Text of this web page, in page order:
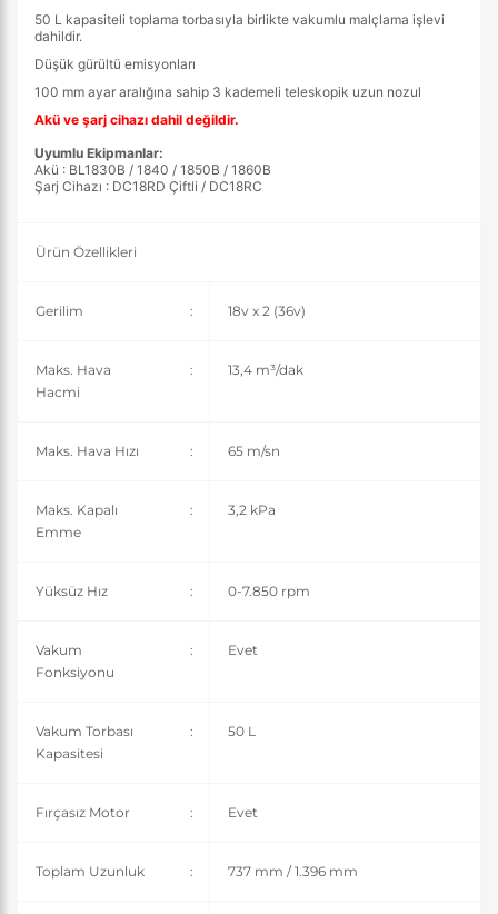
50 L kapasiteli toplama torbasıyla birlikte vakumlu malçlama işlevi
dahildir.
Düşük gürültü emisyonları
100 mm ayar aralığına sahip 3 kademeli teleskopik uzun nozul
Akü ve şarj cihazı dahil değildir.
Uyumlu Ekipmanlar:
Akü : BL1830B / 1840 / 1850B / 1860B
Şarj Cihazı : DC18RD Çiftli / DC18RC
Ürün Özellikleri
Gerilim : 18v x 2 (36v)
Maks. Hava
Hacmi
: 13,4 m³/dak
Maks. Hava Hızı : 65 m/sn
Maks. Kapalı
Emme
: 3,2 kPa
Yüksüz Hız : 0-7.850 rpm
Vakum
Fonksiyonu
: Evet
Vakum Torbası
Kapasitesi
: 50 L
Fırçasız Motor : Evet
Toplam Uzunluk : 737 mm / 1.396 mm